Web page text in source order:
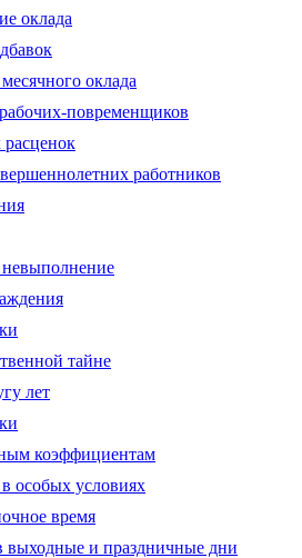
оклада
оклада
повременщиков
работников
тайне
лет
коэффициентам
особых условиях
время
выходные и праздничные дни